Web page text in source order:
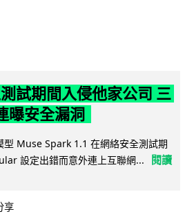
試期間入侵他家公司 三
曝安全漏洞
Muse Spark 1.1 在網絡安全測試期
設定出錯而意外連上互聯網...
閱讀
享